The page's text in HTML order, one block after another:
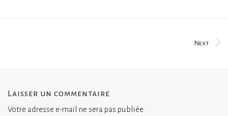
Next
Laisser un commentaire
Votre adresse e-mail ne sera pas publiée.